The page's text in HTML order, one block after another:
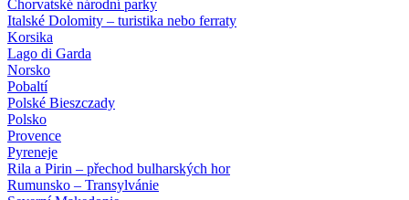
Chorvatské národní parky
Italské Dolomity – turistika nebo ferraty
Korsika
Lago di Garda
Norsko
Pobaltí
Polské Bieszczady
Polsko
Provence
Pyreneje
Rila a Pirin – přechod bulharských hor
Rumunsko – Transylvánie